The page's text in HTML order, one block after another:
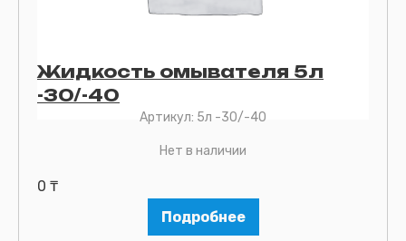
Жидкость омывателя 5л
-30/-40
Артикул: 5л -30/-40
Нет в наличии
0 ₸
Подробнее